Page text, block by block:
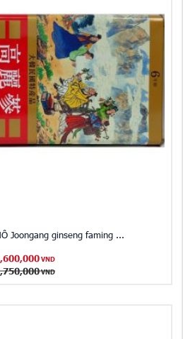
Joongang ginseng faming ...
VND
VND